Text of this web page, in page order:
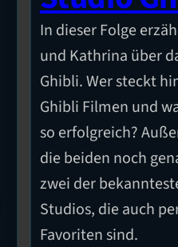
In dieser Folge
und Kathrina über
Ghibli. Wer steckt
Ghibli Filmen und
so erfolgreich?
die beiden noch
zwei der
Studios, die auch
Favoriten sind.